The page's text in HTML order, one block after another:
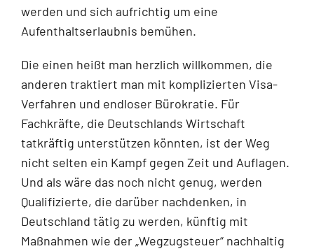
werden und sich aufrichtig um eine
Aufenthaltserlaubnis bemühen.
Die einen heißt man herzlich willkommen, die
anderen traktiert man mit komplizierten Visa-
Verfahren und endloser Bürokratie. Für
Fachkräfte, die Deutschlands Wirtschaft
tatkräftig unterstützen könnten, ist der Weg
nicht selten ein Kampf gegen Zeit und Auflagen.
Und als wäre das noch nicht genug, werden
Qualifizierte, die darüber nachdenken, in
Deutschland tätig zu werden, künftig mit
Maßnahmen wie der „Wegzugsteuer“ nachhaltig